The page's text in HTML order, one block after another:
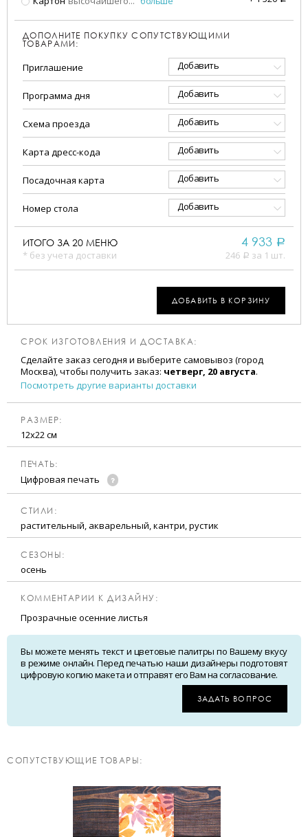
ДОПОЛНИТЕ ПОКУПКУ СОПУТСТВУЮЩИМИ
ТОВАРАМИ:
Приглашение Добавить
Программа дня Добавить
Схема проезда Добавить
Карта дресс-кода Добавить
Посадочная карта Добавить
Номер стола Добавить
ИТОГО ЗА 20 МЕНЮ
* без учета доставки
4 933 a
246 a за 1 шт.
ДОБАВИТЬ В КОРЗИНУ
СРОК ИЗГОТОВЛЕНИЯ И ДОСТАВКА:
Сделайте заказ сегодня и выберите самовывоз (город
Москва), чтобы получить заказ: четверг, 20 августа.
Посмотреть другие варианты доставки
РАЗМЕР:
12х22 см
ПЕЧАТЬ:
Цифровая печать
CТИЛИ:
растительный, акварельный, кантри, рустик
CЕЗОНЫ:
осень
КОММЕНТАРИИ К ДИЗАЙНУ:
Прозрачные осенние листья
Вы можете менять текст и цветовые палитры по Вашему вкусу
в режиме онлайн. Перед печатью наши дизайнеры подготовят
цифровую копию макета и отправят его Вам на согласование.
ЗАДАТЬ ВОПРОС
CОПУТСТВУЮЩИЕ ТОВАРЫ: